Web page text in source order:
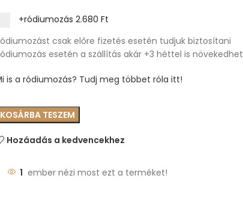
+ródiumozás 2.680 Ft
csak előre fizetés esetén tudjuk biztosítani
esetén a szállítás akár +3 héttel is növekedhet
is a ródiumozás? Tudj meg többet róla itt!
KOSÁRBA TESZEM
Hozáadás a kedvencekhez
1 ember nézi most ezt a terméket!